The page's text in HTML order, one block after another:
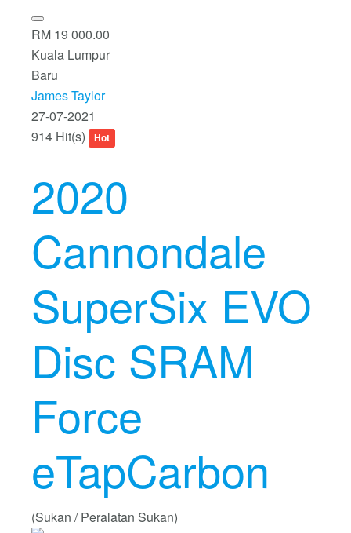
RM 19 000.00
Kuala Lumpur
Baru
James Taylor
27-07-2021
914 Hit(s)
Hot
2020
Cannondale
SuperSix EVO
Disc SRAM
Force
eTapCarbon
(Sukan / Peralatan Sukan)